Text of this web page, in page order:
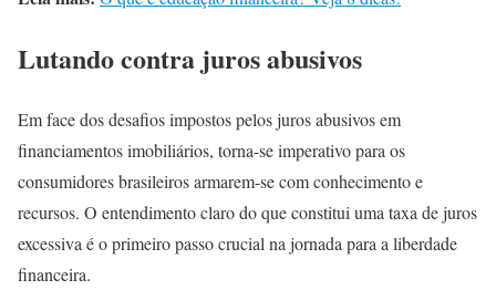
Lutando contra juros abusivos
Em face dos desafios impostos pelos juros abusivos em
financiamentos imobiliários, torna-se imperativo para os
consumidores brasileiros armarem-se com conhecimento e
recursos. O entendimento claro do que constitui uma taxa de juros
excessiva é o primeiro passo crucial na jornada para a liberdade
financeira.